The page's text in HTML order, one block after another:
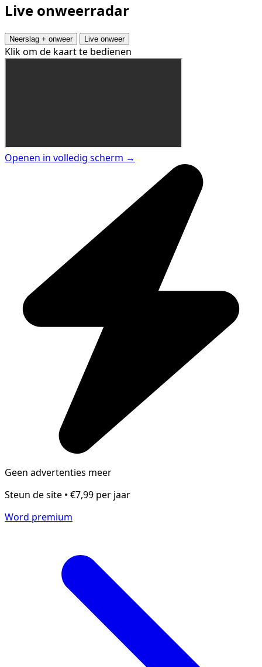
Live onweerradar
Neerslag + onweer Live onweer
Klik om de kaart te bedienen
Openen in volledig scherm →
Geen advertenties meer
Steun de site • €7,99 per jaar
Word premium